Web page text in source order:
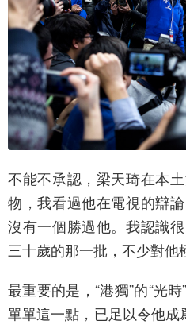
不能不承認，梁天琦在本
物，我看過他在電視的辯
沒有一個勝過他。我認識
三十歲的那一批，不少對他
最重要的是，“港獨”的“光
單單這一點，已足以令他成